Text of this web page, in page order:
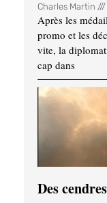
Charles Martin
Après les
promo et les
vite, la
cap dans
Des